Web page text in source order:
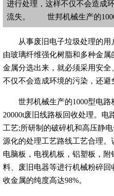
进行处理，这样不仅不会造成
流失。 世邦机械生产的
从事废旧电子垃圾处理的用
由玻璃纤维强化树脂和多种金
金属分选出来，就必须采用安
不仅不会造成环境的污染，还避
世邦机械生产的1000型电路
20000t废旧线路板回收处理。电
工艺;所研制的破碎机和高压静
源化的处理工艺路线工艺合理。
电脑板，电视机板，铝塑板，
料、废旧电器等进行机械粉碎
收金属的纯度高达98%。